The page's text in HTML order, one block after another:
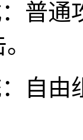
普
自由